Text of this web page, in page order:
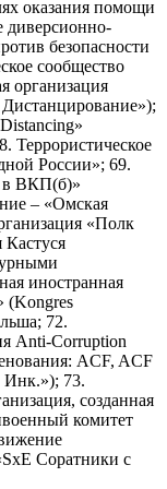
оказания помощи
диверсионно-
безопасности
сообщество
организация
Террористическое
России»; 69.
в ВКП(б)»
– «Омская
«Полк
иностранная
(Kongres
72.
Anti-Corruption
ACF, ACF
Инк.»); 73.
созданная
комитет
Соратники с